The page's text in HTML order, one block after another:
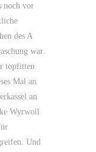
noch vor
des A
war.
topfitten
Mal an
an
Wyrwoll
Und